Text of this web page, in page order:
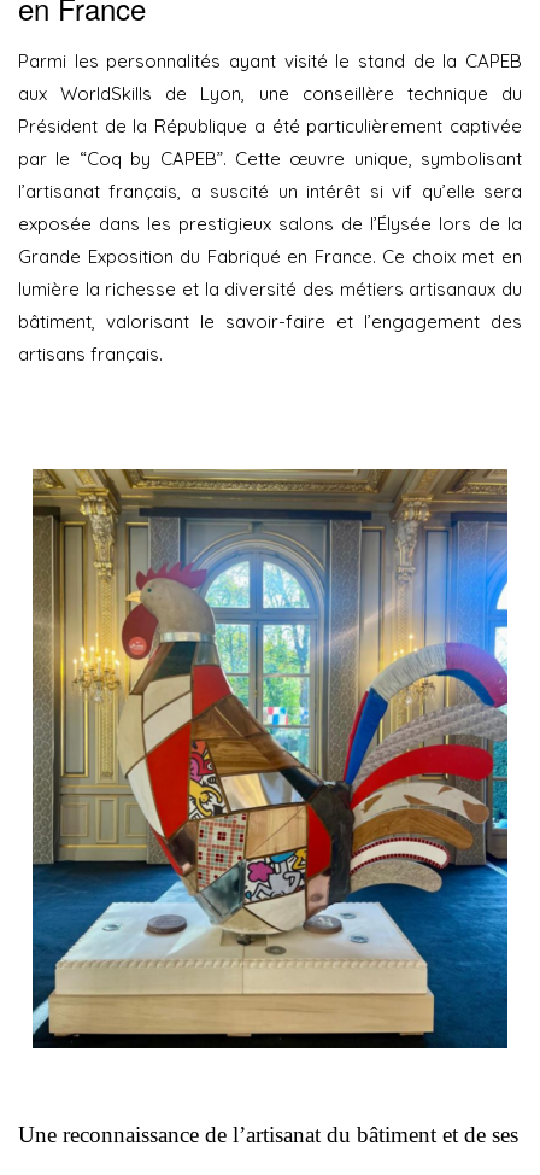
Parmi les personnalités ayant visité le stand de la CAPEB
aux WorldSkills de Lyon, une conseillère technique du
Président de la République a été particulièrement captivée
par le “Coq by CAPEB”. Cette œuvre unique, symbolisant
l’artisanat français, a suscité un intérêt si vif qu’elle sera
exposée dans les prestigieux salons de l’Élysée lors de la
Grande Exposition du Fabriqué en France. Ce choix met en
lumière la richesse et la diversité des métiers artisanaux du
bâtiment, valorisant le savoir-faire et l’engagement des
artisans français.
Une reconnaissance de l’artisanat du bâtiment et de ses